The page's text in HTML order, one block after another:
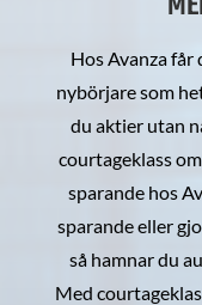
Hos Avanza får
nybörjare som
du aktier utan
courtageklass
sparande hos
sparande eller
så hamnar du
Med